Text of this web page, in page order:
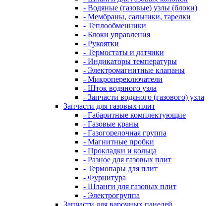
- Водяные (газовые) узлы (блоки)
- Мембраны, сальники, тарелки
- Теплообменники
- Блоки управления
- Рукоятки
- Термостаты и датчики
- Индикаторы температуры
- Электромагнитные клапаны
- Микропереключатели
- Шток водяного узла
- Запчасти водяного (газового) узла
Запчасти для газовых плит
- Габаритные комплектующие
- Газовые краны
- Газогорелочная группа
- Магнитные пробки
- Прокладки и кольца
- Разное для газовых плит
- Термопары для плит
- Фурнитура
- Шланги для газовых плит
- Электрогруппа
Запчасти для варочных панелей